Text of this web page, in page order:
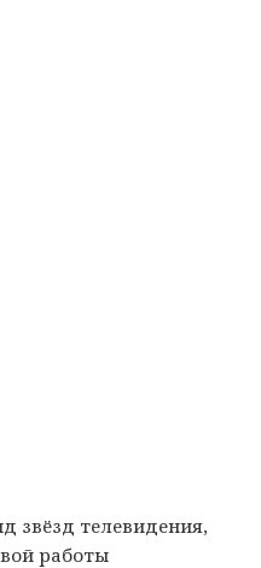
звёзд телевидения,
работы